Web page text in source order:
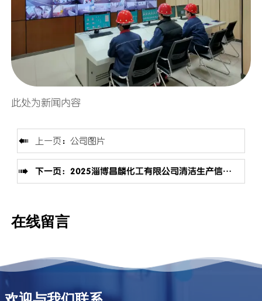
此处为新闻内容
 上一页： 公司图片
 下一页： 2025淄博昌麟化工有限公司清洁生产信息公示
在线留言